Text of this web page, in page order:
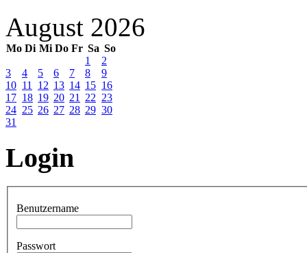
August 2026
Mo Di Mi Do Fr Sa So
1
2
3
4 5 6 7 8
9
10 11 12 13 14 15 16
17 18 19 20 21 22 23
24 25 26 27 28 29 30
31
Login
Benutzername
Passwort